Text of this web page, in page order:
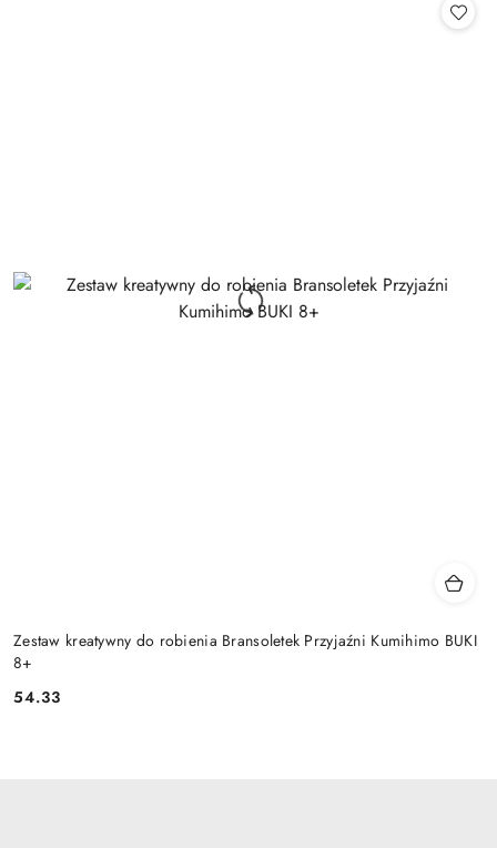
Zestaw kreatywny do robienia Bransoletek Przyjaźni Kumihimo BUKI
8+
Cena:
54.33